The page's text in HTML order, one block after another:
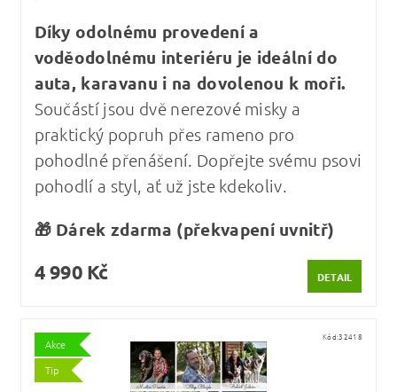
Díky odolnému provedení a
voděodolnému interiéru je ideální do
auta, karavanu i na dovolenou k moři.
Součástí jsou dvě nerezové misky a
praktický popruh přes rameno pro
pohodlné přenášení. Dopřejte svému psovi
pohodlí a styl, ať už jste kdekoliv.
🎁 Dárek zdarma (překvapení uvnitř)
4 990 Kč DETAIL
Akce
Tip
Kód:32418